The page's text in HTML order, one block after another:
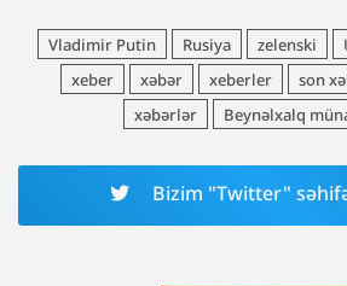
Vladimir Putin Rusiya zelenski
xeber
xəbər xeberler son
xəbərlər
Beynəlxalq
Bizim "Twitter"